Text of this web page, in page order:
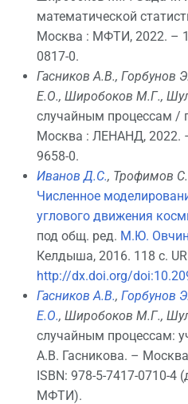
математической
Москва : МФТИ, 2022. –
0817-0.
Гасников А.В., Горбунов
Е.О., Широбоков М.Г.,
случайным процессам /
Москва : ЛЕНАНД, 2022.
9658-0.
Иванов Д.С., Трофимов
Численное
углового движения
под общ. ред. М.Ю.
Келдыша, 2016. 118 с.
http://dx.doi.org/
Гасников А.В., Горбунов
Е.О., Широбоков М.Г.,
случайным процессам:
А.В. Гасникова. –
ISBN: 978-5-7417-0710-
МФТИ).